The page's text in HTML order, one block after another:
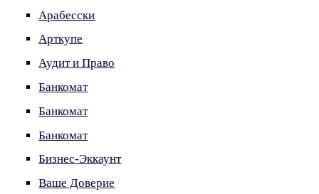
Арабесски
Арткупе
Аудит и Право
Банкомат
Банкомат
Банкомат
Бизнес-Эккаунт
Ваше Доверие